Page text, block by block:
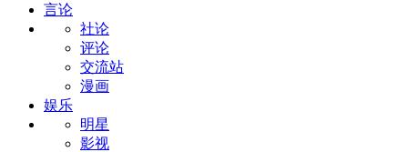
言论
社论
评论
交流站
漫画
娱乐
明星
影视